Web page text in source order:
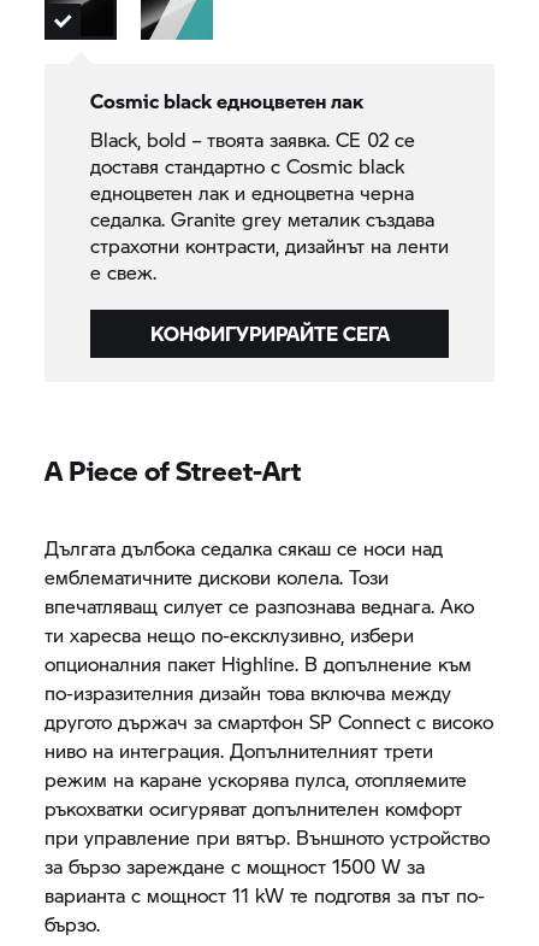
Cosmic black едноцветен лак
Black, bold – твоята заявка. CE 02се
доставя стандартно с Cosmic black
едноцветен лак и едноцветна черна
седалка. Granite grey металик създава
страхотни контрасти, дизайнът на ленти
е свеж.
КОНФИГУРИРАЙТЕ СЕГА
A Piece of Street-Art
Дългата дълбока седалка сякаш се носи над
емблематичните дискови колела. Този
впечатляващ силует се разпознава веднага. Ако
ти харесва нещо по-ексклузивно, избери
опционалния пакет Highline. В допълнение към
по-изразителния дизайн това включва между
другото държач за смартфон SP Connect с високо
ниво на интеграция. Допълнителният трети
режим на каране ускорява пулса, отопляемите
ръкохватки осигуряват допълнителен комфорт
при управление при вятър. Външното устройство
за бързо зареждане с мощност 1500 W за
варианта с мощност 11 kW те подготвя за път по-
бързо.